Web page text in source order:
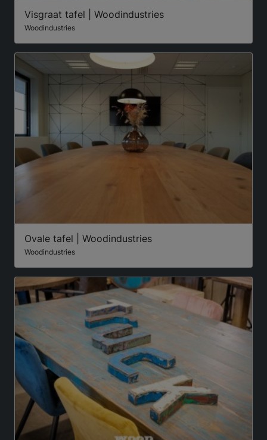
Visgraat tafel | Woodindustries
Woodindustries
Ovale tafel | Woodindustries
Woodindustries